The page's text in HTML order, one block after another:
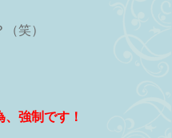
笑）
強制です！